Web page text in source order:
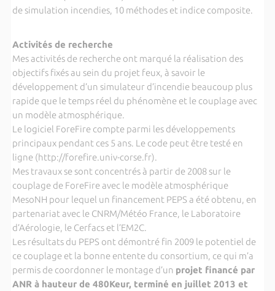
de simulation incendies, 10 méthodes et indice composite.
Activités de recherche
Mes activités de recherche ont marqué la réalisation des
objectifs fixés au sein du projet feux, à savoir le
développement d’un simulateur d’incendie beaucoup plus
rapide que le temps réel du phénomène et le couplage avec
un modèle atmosphérique.
Le logiciel ForeFire compte parmi les développements
principaux pendant ces 5 ans. Le code peut être testé en
ligne (http://forefire.univ-corse.fr).
Mes travaux se sont concentrés à partir de 2008 sur le
couplage de ForeFire avec le modèle atmosphérique
MesoNH pour lequel un financement PEPS a été obtenu, en
partenariat avec le CNRM/Météo France, le Laboratoire
d’Aérologie, le Cerfacs et l’EM2C.
Les résultats du PEPS ont démontré fin 2009 le potentiel de
ce couplage et la bonne entente du consortium, ce qui m’a
permis de coordonner le montage d’un projet financé par
ANR à hauteur de 480Keur, terminé en juillet 2013 et